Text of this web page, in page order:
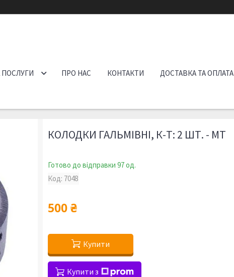
ПОСЛУГИ ПРО НАС КОНТАКТИ ДОСТАВКА ТА ОПЛАТА
КОЛОДКИ ГАЛЬМІВНІ, К-Т: 2 ШТ. - МТ
Готово до відправки 97 од.
Код: 7048
500 ₴
Купити
Купити з